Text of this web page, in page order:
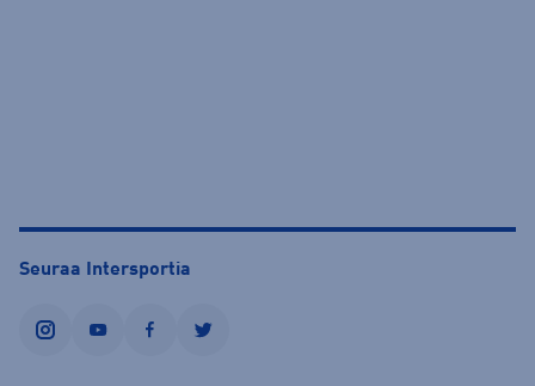
Seuraa Intersportia
instagramyoutubefacebooktwitter